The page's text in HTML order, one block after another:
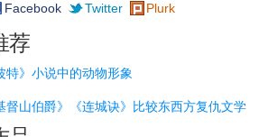
Facebook Twitter Plurk
荐
特》小说中的动物形象
督山伯爵》《连城诀》比较东西方复仇文学